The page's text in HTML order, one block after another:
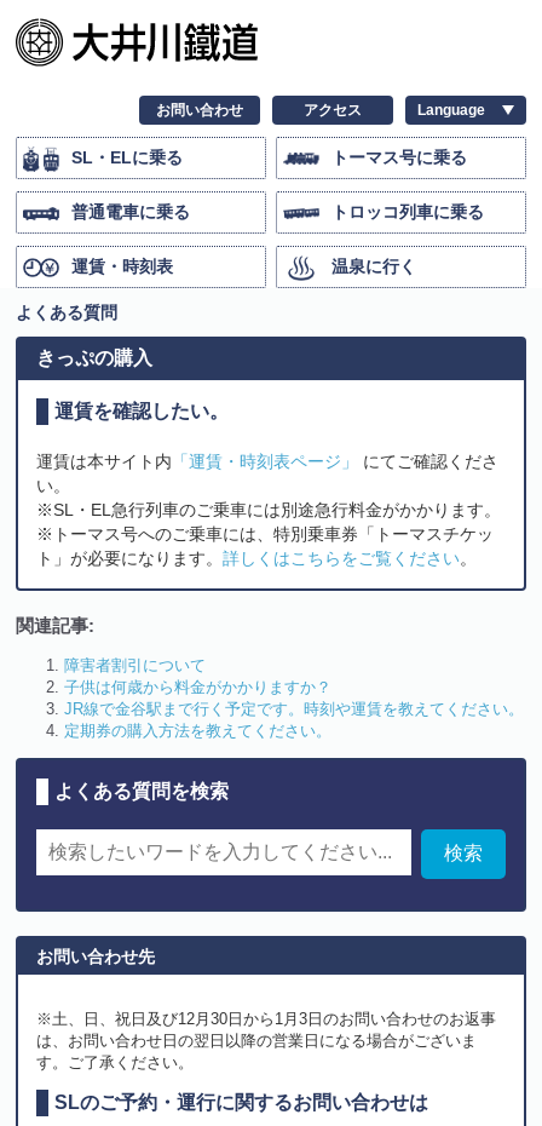
お問い合わせ アクセス
SL・ELに乗る トーマス号に乗る
普通電車に乗る トロッコ列車に乗る
運賃・時刻表 温泉に行く
よくある質問
きっぷの購入
運賃を確認したい。
運賃は本サイト内 「運賃・時刻表ページ」 にてご確認くださ
い。
※SL・EL急行列車のご乗車には別途急行料金がかかります。
※トーマス号へのご乗車には、特別乗車券「トーマスチケッ
ト」が必要になります。詳しくはこちらをご覧ください。
関連記事:
障害者割引について
子供は何歳から料金がかかりますか？
JR線で金谷駅まで行く予定です。時刻や運賃を教えてください。
定期券の購入方法を教えてください。
よくある質問を検索
お問い合わせ先
※土、日、祝日及び12月30日から1月3日のお問い合わせのお返事
は、お問い合わせ日の翌日以降の営業日になる場合がございま
す。ご了承ください。
SLのご予約・運行に関するお問い合わせは